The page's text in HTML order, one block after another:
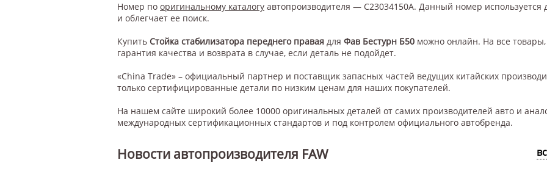
Номер по оригинальному каталогу автопроизводителя — C23034150A. Данный номер используется
и облегчает ее поиск.
Купить Стойка стабилизатора переднего правая для Фав Бестурн Б50 можно онлайн. На все
гарантия качества и возврата в случае, если деталь не подойдет.
«China Trade» – официальный партнер и поставщик запасных частей ведущих китайских
только сертифицированные детали по низким ценам для наших покупателей.
На нашем сайте широкий более 10000 оригинальных деталей от самих производителей авто и
международных сертификационных стандартов и под контролем официального автобренда.
Новости автопроизводителя FAW